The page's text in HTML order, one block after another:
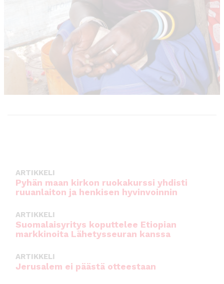
ARTIKKELI
Pyhän maan kirkon ruokakurssi yhdisti
ruuanlaiton ja henkisen hyvinvoinnin
ARTIKKELI
Suomalaisyritys koputtelee Etiopian
markkinoita Lähetysseuran kanssa
ARTIKKELI
Jerusalem ei päästä otteestaan